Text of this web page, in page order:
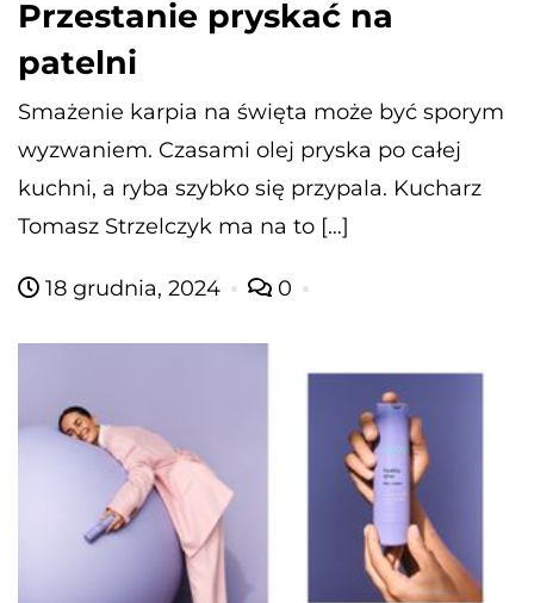
Przestanie pryskać na
patelni
Smażenie karpia na święta może być sporym
wyzwaniem. Czasami olej pryska po całej
kuchni, a ryba szybko się przypala. Kucharz
Tomasz Strzelczyk ma na to […]
18 grudnia, 2024 0